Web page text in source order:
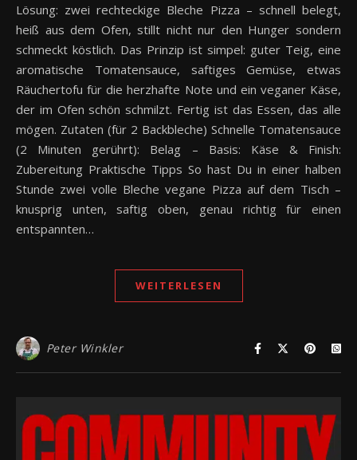
Lösung: zwei rechteckige Bleche Pizza – schnell belegt,
heiß aus dem Ofen, stillt nicht nur den Hunger sondern
schmeckt köstlich. Das Prinzip ist simpel: guter Teig, eine
aromatische Tomatensauce, saftiges Gemüse, etwas
Räuchertofu für die herzhafte Note und ein veganer Käse,
der im Ofen schön schmilzt. Fertig ist das Essen, das alle
mögen. Zutaten (für 2 Backbleche) Schnelle Tomatensauce
(2 Minuten gerührt): Belag – Basis: Käse & Finish:
Zubereitung Praktische Tipps So hast Du in einer halben
Stunde zwei volle Bleche vegane Pizza auf dem Tisch –
knusprig unten, saftig oben, genau richtig für einen
entspannten…
WEITERLESEN
Peter Winkler